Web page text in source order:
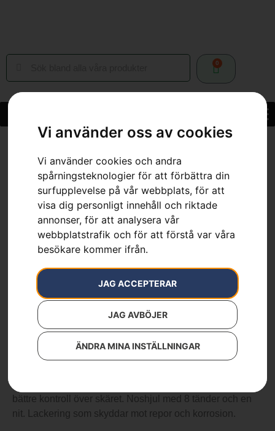
Vi använder oss av cookies
Vi använder cookies och andra
spårningsteknologier för att förbättra din
surfupplevelse på vår webbplats, för att
visa dig personligt innehåll och riktade
annonser, för att analysera vår
webbplatstrafik och för att förstå var våra
besökare kommer ifrån.
JAG ACCEPTERAR
JAG AVBÖJER
ÄNDRA MINA INSTÄLLNINGAR
0
»Webbutik»Skog»Skärutrustning »Motorsågssvärd
Svärd .325” MINI, PIXEL,
14″
Artikelnummer:
593914359
Kategorier:
519
14″, .325″, 1,1mm, liten infästning
bättre kontroll över skäret. Noshjul med 8 tänder och en
nit. Lackering som skyddar mot repor och korrosion.